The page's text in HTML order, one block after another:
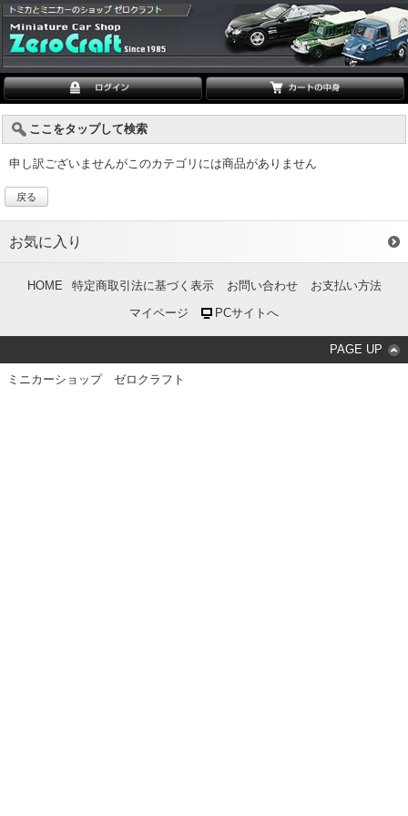
ここをタップして検索
申し訳ございませんがこのカテゴリには商品がありません
戻る
お気に入り
HOME 特定商取引法に基づく表示 お問い合わせ
お支払い方法
マイページ
PCサイトへ
PAGE UP
ミニカーショップ ゼロクラフト